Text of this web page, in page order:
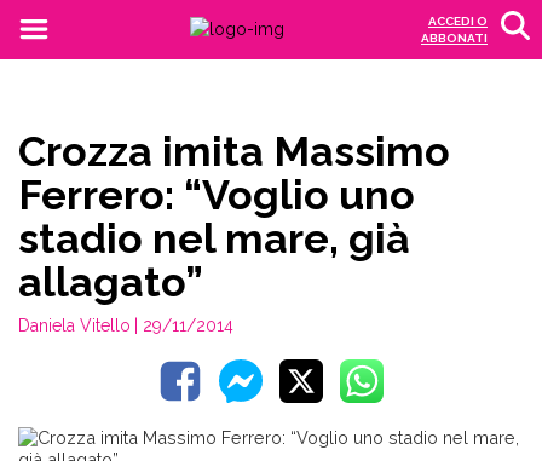
ACCEDI O
ABBONATI
Crozza imita Massimo
Ferrero: “Voglio uno
stadio nel mare, già
allagato”
Daniela Vitello | 29/11/2014